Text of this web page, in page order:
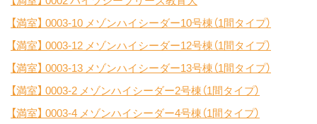
【満室】 0003-10 メゾンハイシーダー10号棟（1間タイプ）
【満室】 0003-12 メゾンハイシーダー12号棟（1間タイプ）
【満室】 0003-13 メゾンハイシーダー13号棟（1間タイプ）
【満室】 0003-2 メゾンハイシーダー2号棟（1間タイプ）
【満室】 0003-4 メゾンハイシーダー4号棟（1間タイプ）